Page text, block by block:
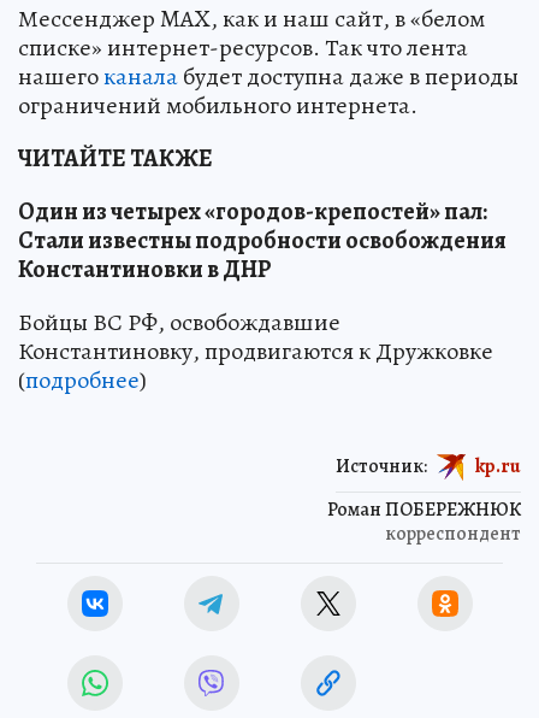
Мессенджер MAX, как и наш сайт, в «белом
списке» интернет-ресурсов. Так что лента
нашегоканалабудет доступна даже в периоды
ограничений мобильного интернета.
ЧИТАЙТЕ ТАКЖЕ
Один из четырех «городов-крепостей» пал:
Стали известны подробности освобождения
Константиновки в ДНР
Бойцы ВС РФ, освобождавшие
Константиновку, продвигаются к Дружковке
(подробнее)
Роман ПОБЕРЕЖНЮК
корреспондент
Источник: kp.ru